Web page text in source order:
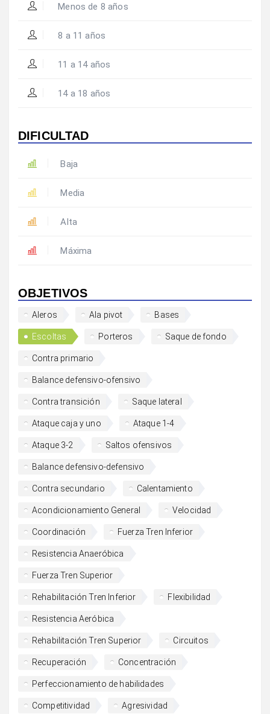
Menos de 8 años
8 a 11 años
11 a 14 años
14 a 18 años
DIFICULTAD
Baja
Media
Alta
Máxima
OBJETIVOS
Aleros Ala pivot Bases
Escoltas Porteros Saque de fondo
Contra primario
Balance defensivo-ofensivo
Contra transición Saque lateral
Ataque caja y uno Ataque 1-4
Ataque 3-2 Saltos ofensivos
Balance defensivo-defensivo
Contra secundario Calentamiento
Acondicionamiento General Velocidad
Coordinación Fuerza Tren Inferior
Resistencia Anaeróbica
Fuerza Tren Superior
Rehabilitación Tren Inferior Flexibilidad
Resistencia Aeróbica
Rehabilitación Tren Superior Circuitos
Recuperación Concentración
Perfeccionamiento de habilidades
Competitividad Agresividad